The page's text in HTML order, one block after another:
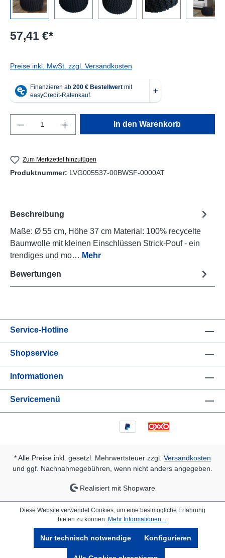
57,41 €*
Preise inkl. MwSt. zzgl. Versandkosten
Produkt Anzahl: Gib den gewünschten
In den Warenkorb
Zum Merkzettel hinzufügen
Produktnummer: LVG005537-00BWSF-0000AT
Beschreibung
Maße: Ø 55 cm, Höhe 37 cm Material: 100% recycelte
Baumwolle mit kleinen Einschlüssen Strick-Pouf - ein
trendiges und mo… Mehr
Bewertungen
Service-Hotline
Shopservice
Informationen
Servicemenü
* Alle Preise inkl. gesetzl. Mehrwertsteuer zzgl. Versandkosten
und ggf. Nachnahmegebühren, wenn nicht anders angegeben.
Realisiert mit Shopware
Diese Website verwendet Cookies, um eine bestmögliche Erfahrung
bieten zu können. Mehr Informationen ...
Nur technisch notwendige Konfigurieren